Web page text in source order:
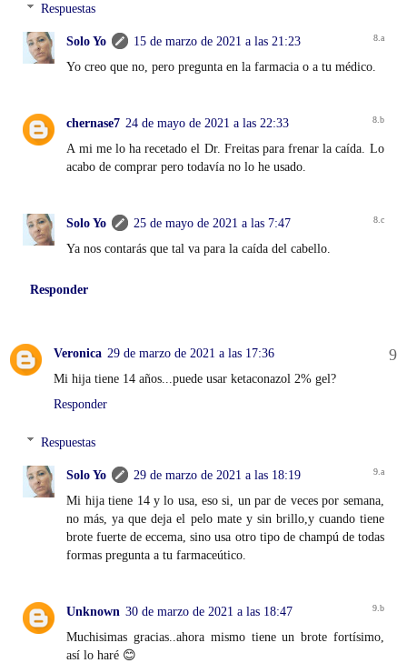
Respuestas
Solo Yo
15 de marzo de 2021 a las 21:23
Yo creo que no, pero pregunta en la farmacia o a tu médico.
chernase7 24 de mayo de 2021 a las 22:33
A mi me lo ha recetado el Dr. Freitas para frenar la caída. Lo
acabo de comprar pero todavía no lo he usado.
Solo Yo
25 de mayo de 2021 a las 7:47
Ya nos contarás que tal va para la caída del cabello.
Responder
Veronica 29 de marzo de 2021 a las 17:36
Mi hija tiene 14 años...puede usar ketaconazol 2% gel?
Responder
Respuestas
Solo Yo
29 de marzo de 2021 a las 18:19
Mi hija tiene 14 y lo usa, eso si, un par de veces por semana,
no más, ya que deja el pelo mate y sin brillo,y cuando tiene
brote fuerte de eccema, sino usa otro tipo de champú de todas
formas pregunta a tu farmaceútico.
Unknown 30 de marzo de 2021 a las 18:47
Muchisimas gracias..ahora mismo tiene un brote fortísimo,
así lo haré 😊